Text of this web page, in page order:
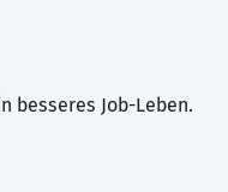
besseres Job-Leben.